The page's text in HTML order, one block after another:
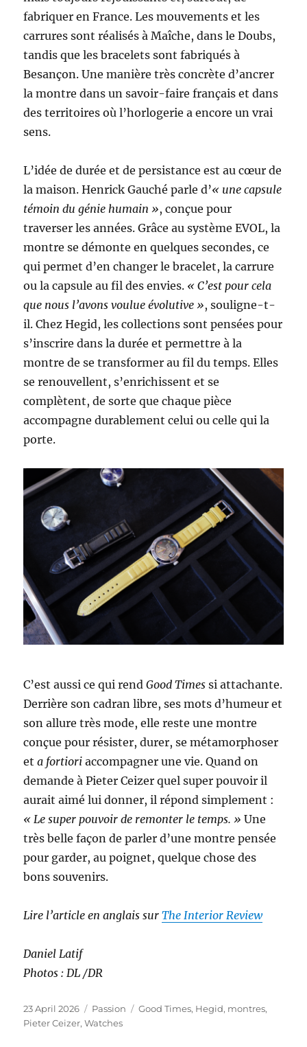
fabriquer en France. Les mouvements et les
carrures sont réalisés à Maîche, dans le Doubs,
tandis que les bracelets sont fabriqués à
Besançon. Une manière très concrète d’ancrer
la montre dans un savoir-faire français et dans
des territoires où l’horlogerie a encore un vrai
sens.
L’idée de durée et de persistance est au cœur de
la maison. Henrick Gauché parle d’« une capsule
témoin du génie humain », conçue pour
traverser les années. Grâce au système EVOL, la
montre se démonte en quelques secondes, ce
qui permet d’en changer le bracelet, la carrure
ou la capsule au fil des envies. « C’est pour cela
que nous l’avons voulue évolutive », souligne-t-
il. Chez Hegid, les collections sont pensées pour
s’inscrire dans la durée et permettre à la
montre de se transformer au fil du temps. Elles
se renouvellent, s’enrichissent et se
complètent, de sorte que chaque pièce
accompagne durablement celui ou celle qui la
porte.
C’est aussi ce qui rendGood Times si attachante.
Derrière son cadran libre, ses mots d’humeur et
son allure très mode, elle reste une montre
conçue pour résister, durer, se métamorphoser
eta fortiori accompagner une vie. Quand on
demande à Pieter Ceizer quel super pouvoir il
aurait aimé lui donner, il répond simplement :
« Le super pouvoir de remonter le temps. » Une
très belle façon de parler d’une montre pensée
pour garder, au poignet, quelque chose des
bons souvenirs.
Lire l’article en anglais surThe Interior Review
Daniel Latif
Photos : DL /DR
Posted
on
23 April 2026 Categories
Passion Tags
Good Times, Hegid, montres,
Pieter Ceizer,Watches